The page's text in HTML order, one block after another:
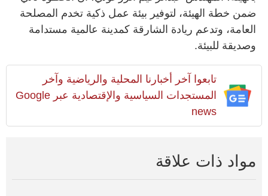
ضمن خطة الهيئة، لتوفير بيئة عمل ذكية تخدم المصلحة
العامة، وتدعم ريادة الشارقة كمدينة عالمية مستدامة
وصديقة للبيئة.
تابعوا آخر أخبارنا المحلية والرياضية وآخر
المستجدات السياسية والإقتصادية عبر Google
news
مواد ذات علاقة